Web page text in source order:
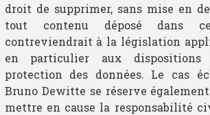
droit de supprimer, sans mise en
tout contenu déposé dans
contreviendrait à la législation
en particulier aux
protection des données. Le cas
Bruno Dewitte se réserve
mettre en cause la responsabilité